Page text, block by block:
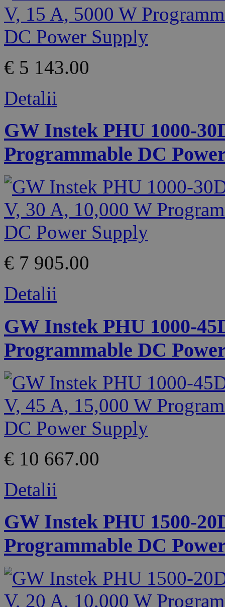
€ 5 143.00
Detalii
GW Instek PHU 1000-
Programmable DC
€ 7 905.00
Detalii
GW Instek PHU 1000-
Programmable DC
€ 10 667.00
Detalii
GW Instek PHU 1500-
Programmable DC